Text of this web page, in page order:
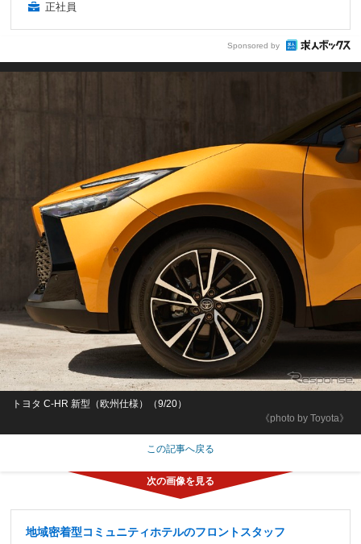
正社員
Sponsored by
《photo by Toyota》
トヨタ C-HR 新型（欧州仕様）（9/20）
この記事へ戻る
地域密着型コミュニティホテルのフロントスタッフ